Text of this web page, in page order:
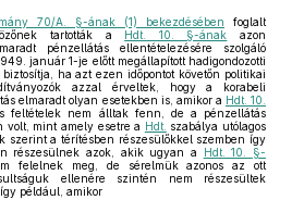
70/A. §-ának (1) bekezdésében foglalt
tartották a Hdt. 10. §-ának azon
pénzellátás ellentételezésére szolgáló
január 1-je előtt megállapított hadigondozotti
ha azt ezen időpontot követőn politikai
azzal érveltek, hogy a korabeli
elmaradt olyan esetekben is, amikor a Hdt. 10.
feltételek nem álltak fenn, de a pénzellátás
volt, mint amely esetre a Hdt. szabálya utólagos
szerint a térítésben részesülőkkel szemben így
részesülnek azok, akik ugyan a
Hdt. 10. §-
felelnek meg, de sérelmük azonos az ott
ellenére szintén nem részesültek
például, amikor